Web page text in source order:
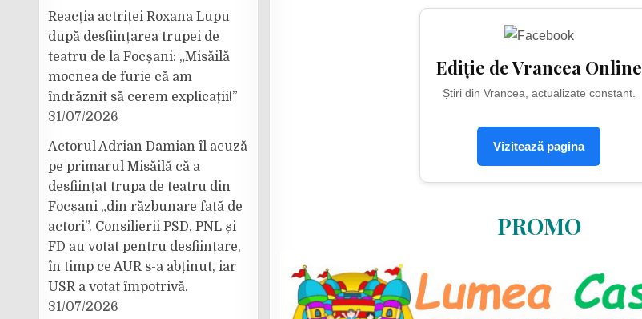
Ediție de Vrancea Online
Știri din Vrancea, actualizate constant.
Vizitează pagina
PROMO
Reacția actriței Roxana Lupu
după desființarea trupei de
teatru de la Focșani: „Misăilă
mocnea de furie că am
îndrăznit să cerem explicații!”
31/07/2026
Actorul Adrian Damian îl acuză
pe primarul Misăilă că a
desființat trupa de teatru din
Focșani „din răzbunare față de
actori”. Consilierii PSD, PNL și
FD au votat pentru desființare,
în timp ce AUR s-a abținut, iar
USR a votat împotrivă.
31/07/2026